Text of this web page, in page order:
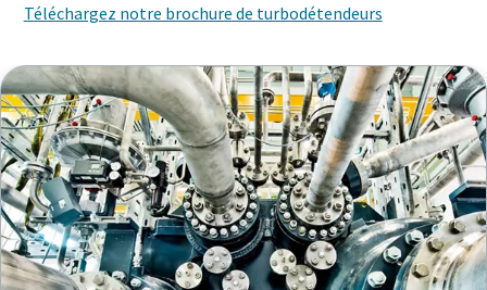
Téléchargez notre brochure de turbodétendeurs